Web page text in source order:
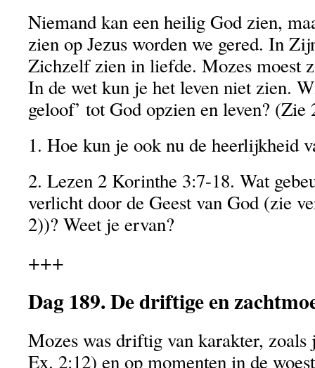
Niemand kan een heilig God zien,
zien op Jezus worden we gered. In
Zichzelf zien in liefde. Mozes moest
In de wet kun je het leven niet zien.
geloof’ tot God opzien en leven?
1. Hoe kun je ook nu de heerlijkheid
2. Lezen 2 Korinthe 3:7-18. Wat
verlicht door de Geest van God (zie
2))? Weet je ervan?
+++
Dag 189. De driftige en
Mozes was driftig van karakter,
Ex. 2:12) en op momenten in de